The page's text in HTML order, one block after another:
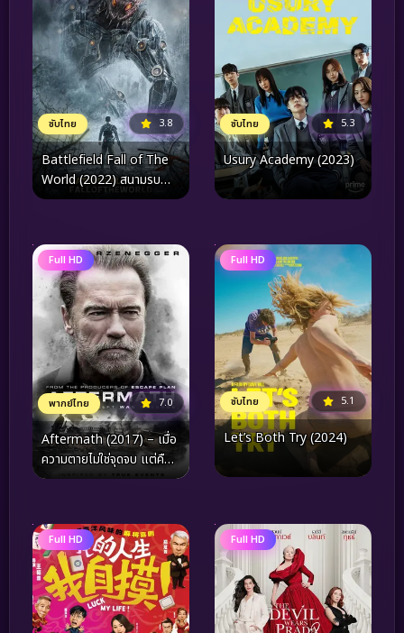
ซับไทย 3.8
Battlefield Fall of The
World (2022) สนามรบ
หายนะของโลก
ซับไทย 5.3
Usury Academy (2023)
Full HD
พากย์ไทย 7.0
Aftermath (2017) – เมื่อ
ความตายไม่ใช่จุดจบ แต่คือ
จุดเริ่มต้นของความทรมานที่
Full HD
ซับไทย 5.1
Let’s Both Try (2024)
Full HD Full HD